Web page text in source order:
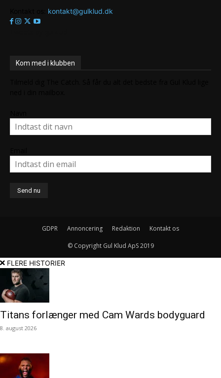
kontakt@gulklud.dk
Kom med i klubben
GDPR Annoncering Redaktion Kontakt os
© Copyright Gul Klud ApS 2019
FLERE HISTORIER
Titans forlænger med Cam Wards bodyguard
8. august 2026